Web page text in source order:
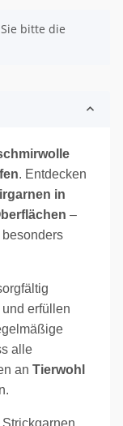
bitte die
. Entdecken
in
–
erfüllen
alle
an Tierwohl